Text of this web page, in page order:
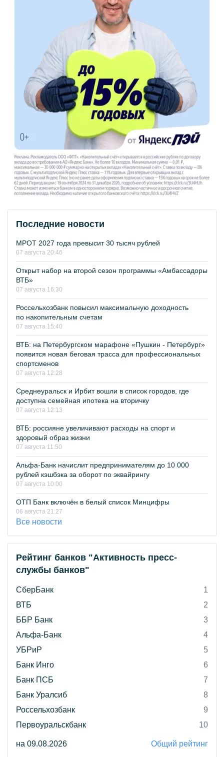
Последние новости
МРОТ 2027 года превысит 30 тысяч рублей
07 августа 20:46
Открыт набор на второй сезон программы «Амбассадоры
ВТБ»
07 августа 16:30
Россельхозбанк повысил максимальную доходность
по накопительным счетам
07 августа 15:40
ВТБ: на Петербургском марафоне «Пушкин - Петербург»
появится новая беговая трасса для профессиональных
спортсменов
07 августа 12:28
Среднеуральск и Ирбит вошли в список городов, где
доступна семейная ипотека на вторичку
07 августа 12:13
ВТБ: россияне увеличивают расходы на спорт и
здоровый образ жизни
07 августа 11:50
Альфа-Банк начислит предпринимателям до 10 000
рублей кэшбэка за оборот по эквайрингу
07 августа 10:00
ОТП Банк включён в белый список Минцифры
06 августа 21:27
Все новости
Рейтинг банков "Активность пресс-
службы банков"
СберБанк
1
ВТБ
2
ББР Банк
3
Альфа-Банк
4
УБРиР
5
Банк Инго
6
Банк ПСБ
7
Банк Уралсиб
8
Россельхозбанк
9
Первоуральскбанк
10
на 09.08.2026 Общий рейтинг